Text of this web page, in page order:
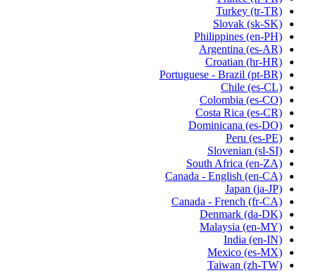
Turkey (tr-TR)
Slovak (sk-SK)
Philippines (en-PH)
Argentina (es-AR)
Croatian (hr-HR)
Portuguese - Brazil (pt-BR)
Chile (es-CL)
Colombia (es-CO)
Costa Rica (es-CR)
Dominicana (es-DO)
Peru (es-PE)
Slovenian (sl-SI)
South Africa (en-ZA)
Canada - English (en-CA)
Japan (ja-JP)
Canada - French (fr-CA)
Denmark (da-DK)
Malaysia (en-MY)
India (en-IN)
Mexico (es-MX)
Taiwan (zh-TW)